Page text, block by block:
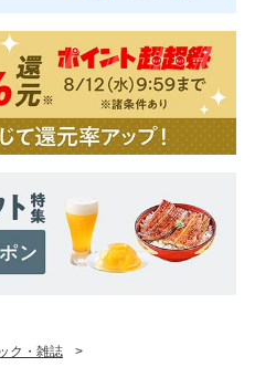
ク・雑誌
>